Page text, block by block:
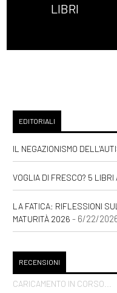
LIBRI
EDITORIALI
IL NEGAZIONISMO
VOGLIA DI FRESCO? 5 LIBRI
LA FATICA: RIFLESSIONI
MATURITÀ 2026 - 6/22/
RECENSIONI
CARICAMENTO IN CORSO...